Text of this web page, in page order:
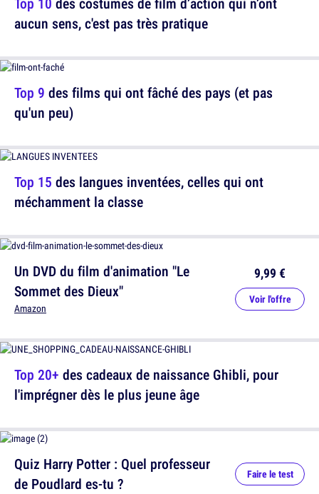
Top 9 des films qui ont fâché des pays (et pas
qu'un peu)
Un DVD du film d'animation "Le
Sommet des Dieux"
Amazon
9,99 €
Voir l'offre
Quiz Harry Potter : Quel professeur
de Poudlard es-tu ?
Faire le test
aucun sens, c'est pas très pratique
Top 15 des langues inventées, celles qui ont
méchamment la classe
Top 20+ des cadeaux de naissance Ghibli, pour
l'imprégner dès le plus jeune âge